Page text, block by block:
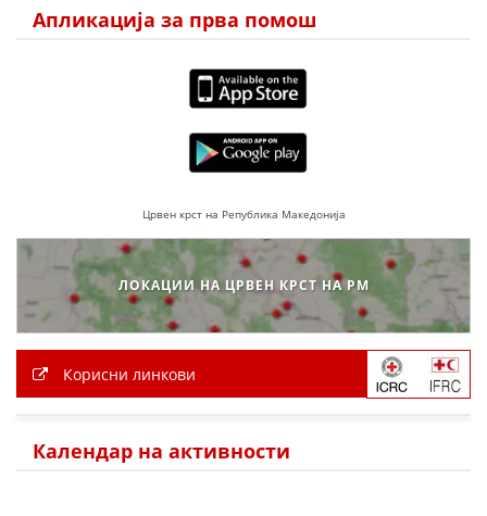
ФОРМУЛАРИ ЗА БАРАЊА
ПРВА ПОМОШ
ИНФОРМАЦИИ ЗА БОЛЕСТИ
МЕНАЏМЕНТ НА ВОЛОНТЕРИ
Апликација за прва помош
Црвен крст на Република Македонија
ЛОКАЦИИ НА ЦРВЕН КРСТ НА РМ
Корисни линкови
Календар на активности